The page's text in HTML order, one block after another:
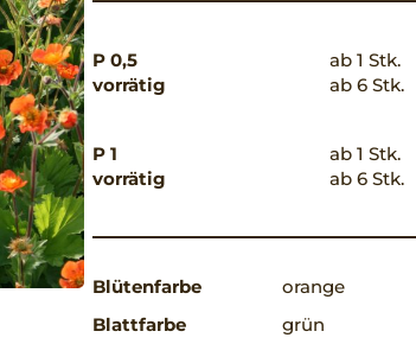
P 0,5
vorrätig
ab 1 Stk.
ab 6 Stk.
P 1
vorrätig
ab 1 Stk.
ab 6 Stk.
Blütenfarbe
orange
Blattfarbe
grün